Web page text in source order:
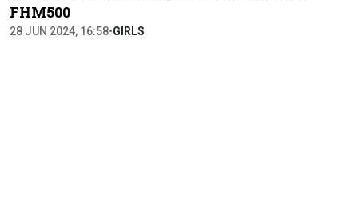
FHM500
28 JUN 2024, 16:58•GIRLS